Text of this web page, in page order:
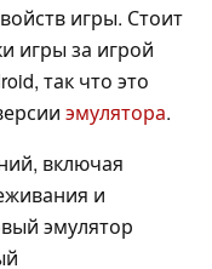
игры. Стоит
игры за игрой
так что это
эмулятора.
включая
и
эмулятор